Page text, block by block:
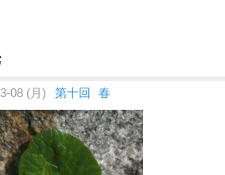
08 (月) 第十回 春